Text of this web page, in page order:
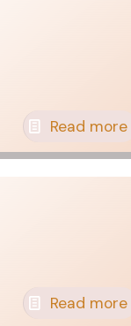
Read more
Read more